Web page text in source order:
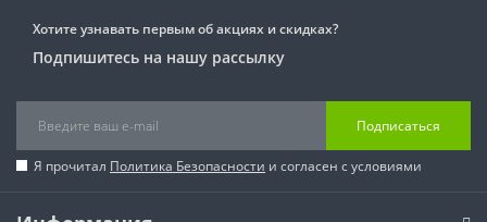
Хотите узнавать первым об акциях и скидках?
Подпишитесь на нашу рассылку
Подписаться
Я прочитал Политика Безопасности и согласен с условиями